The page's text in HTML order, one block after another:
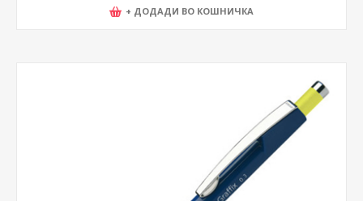
+ ДОДАДИ ВО КОШНИЧКА